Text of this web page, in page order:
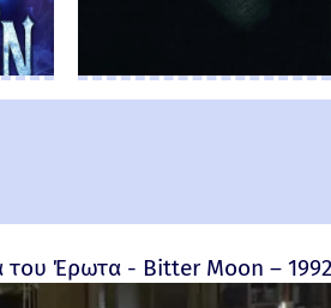
του Έρωτα - Bitter Moon –